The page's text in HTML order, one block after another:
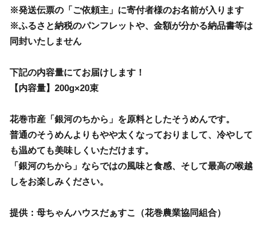
※発送伝票の「ご依頼主」に寄付者様のお名前が入ります
※ふるさと納税のパンフレットや、金額が分かる納品書等は
同封いたしません
下記の内容量にてお届けします！
【内容量】200g×20束
花巻市産「銀河のちから」を原料としたそうめんです。
普通のそうめんよりもやや太くなっておりまして、冷やして
も温めても美味しくいただけます。
「銀河のちから」ならではの風味と食感、そして最高の喉越
しをお楽しみください。
提供：母ちゃんハウスだぁすこ（花巻農業協同組合）